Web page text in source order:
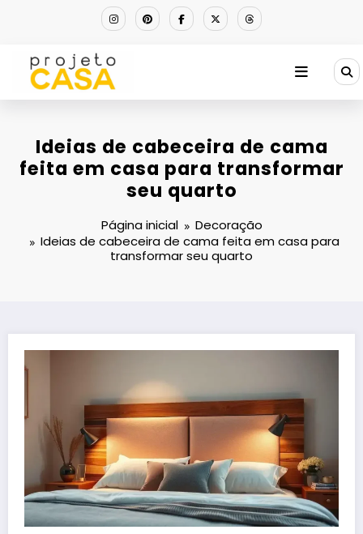
Ideias de cabeceira de cama
feita em casa para transformar
seu quarto
Página inicial
Decoração
Ideias de cabeceira de cama feita em casa para
transformar seu quarto